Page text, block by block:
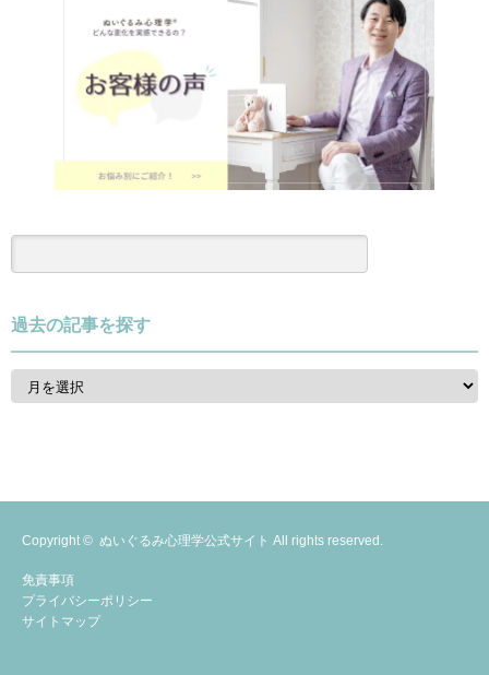
過去の記事を探す
過
Copyright © ぬいぐるみ心理学公式サイト All rights reserved.
免責事項
プライバシーポリシー
サイトマップ